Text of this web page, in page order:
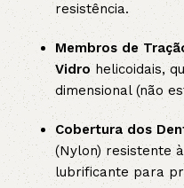
resistência.
Membros de
Vidrohelicoidais,
dimensional (não
Cobertura dos
(Nylon) resistente
lubrificante para